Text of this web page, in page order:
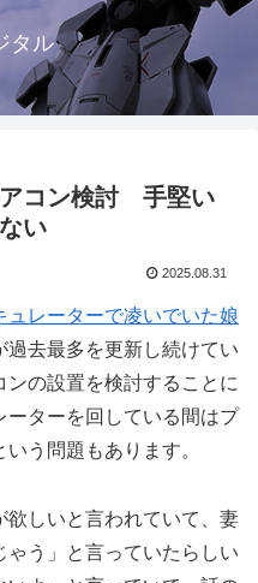
タル
コン検討 手堅い
い
2025.08.31
レーターで凌いでいた娘
過去最多を更新し続けてい
の設置を検討することに
ーターを回している間はプ
う問題もあります。
しいと言われていて、妻
う」と言っていたらしい